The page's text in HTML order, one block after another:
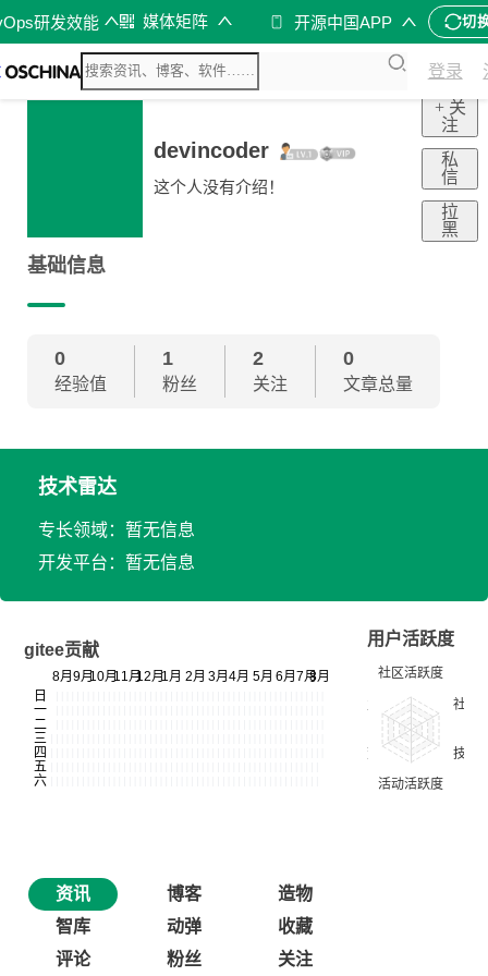
研发效能 媒体矩阵 开源中国APP 切
登录
devincoder
这个人没有介绍！
+ 关
注
私
信
拉
黑
基础信息
0
经验值
1
粉丝
2
关注
0
文章总量
技术雷达
专长领域：暂无信息
开发平台：暂无信息
gitee贡献
用户活跃度
资讯 博客
造物
智库
动弹
收藏
评论
粉丝 关注